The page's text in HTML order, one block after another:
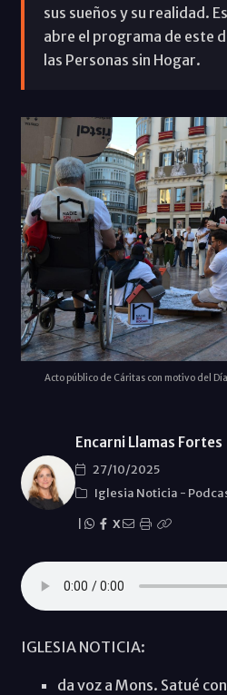
sus sueños y su realidad.
abre el programa de este
las Personas sin Hogar.
Acto público de Cáritas con motivo del
Encarni Llamas Fortes
27/10/2025
Iglesia Noticia -
X
IGLESIA NOTICIA:
da voz a Mons. Satué